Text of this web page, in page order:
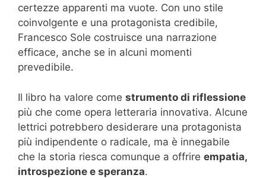
certezze apparenti ma vuote. Con uno stile
coinvolgente e una protagonista credibile,
Francesco Sole costruisce una narrazione
efficace, anche se in alcuni momenti
prevedibile.
Il libro ha valore come strumento di riflessione
più che come opera letteraria innovativa. Alcune
lettrici potrebbero desiderare una protagonista
più indipendente o radicale, ma è innegabile
che la storia riesca comunque a offrire empatia,
introspezione e speranza.